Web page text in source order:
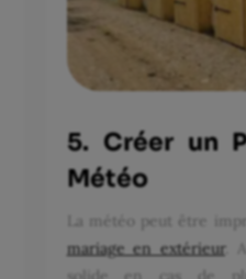
5. Créer un
Météo
La météo peut être
mariage en extérieur.